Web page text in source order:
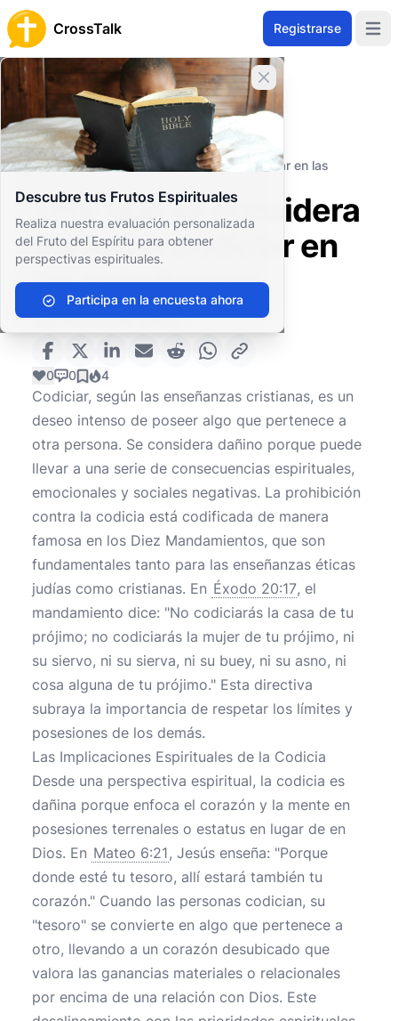
CrossTalk Registrarse
Cerrar banner
Descubre tus Frutos Espirituales
Realiza nuestra evaluación personalizada
del Fruto del Espíritu para obtener
perspectivas espirituales.
Participa en la encuesta ahora
Inicio
Archivo de Preguntas
Cuestiones Morales y Éticas
Ética personal
¿Por qué se considera dañino el codiciar en las
¿Por qué se considera
dañino el codiciar en
las enseñanzas
cristianas?
0 0 4
Codiciar, según las enseñanzas cristianas, es un
deseo intenso de poseer algo que pertenece a
otra persona. Se considera dañino porque puede
llevar a una serie de consecuencias espirituales,
emocionales y sociales negativas. La prohibición
contra la codicia está codificada de manera
famosa en los Diez Mandamientos, que son
fundamentales tanto para las enseñanzas éticas
judías como cristianas. En Éxodo 20:17, el
mandamiento dice: "No codiciarás la casa de tu
prójimo; no codiciarás la mujer de tu prójimo, ni
su siervo, ni su sierva, ni su buey, ni su asno, ni
cosa alguna de tu prójimo." Esta directiva
subraya la importancia de respetar los límites y
posesiones de los demás.
Las Implicaciones Espirituales de la Codicia
Desde una perspectiva espiritual, la codicia es
dañina porque enfoca el corazón y la mente en
posesiones terrenales o estatus en lugar de en
Dios. En Mateo 6:21, Jesús enseña: "Porque
donde esté tu tesoro, allí estará también tu
corazón." Cuando las personas codician, su
"tesoro" se convierte en algo que pertenece a
otro, llevando a un corazón desubicado que
valora las ganancias materiales o relacionales
por encima de una relación con Dios. Este